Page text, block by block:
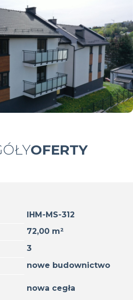
OFERTY
IHM-MS-312
72,00 m²
3
nowe budownictwo
nowa cegła